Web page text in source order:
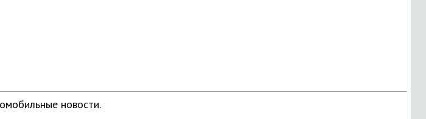
новости.